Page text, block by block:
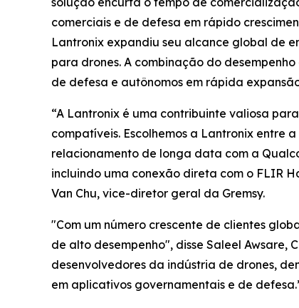
comerciais e de defesa em rápido
Lantronix expandiu seu alcance global de
para drones. A combinação do
de defesa e autônomos em rápida
“A Lantronix é uma contribuinte valiosa
compatíveis. Escolhemos a Lantronix entre
relacionamento de longa data com a
incluindo uma conexão direta com o FLIR
Van Chu, vice-diretor geral da Gremsy.
"Com um número crescente de clientes
de alto desempenho", disse Saleel Awsare,
desenvolvedores da indústria de drones,
em aplicativos governamentais e de